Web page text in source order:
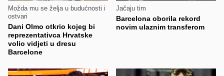
Možda mu se želja u budućnosti i
ostvari
Dani Olmo otkrio kojeg bi
reprezentativca Hrvatske
volio vidjeti u dresu
Barcelone
Jačaju tim
Barcelona oborila rekord
novim ulaznim transferom